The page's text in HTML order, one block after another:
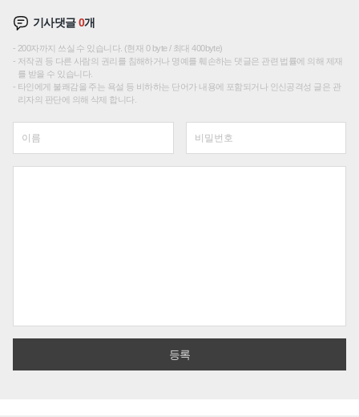
기사댓글0개
200자까지 쓰실 수 있습니다. (현재 0 byte / 최대 400byte)
저작권 등 다른 사람의 권리를 침해하거나 명예를 훼손하는 댓글은 관련 법률에 의해 제재
를 받을 수 있습니다.
타인에게 불쾌감을 주는 욕설 등 비하하는 단어가 내용에 포함되거나 인신공격성 글은 관
리자의 판단에 의해 삭제 합니다.